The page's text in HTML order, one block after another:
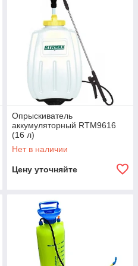
Опрыскиватель
аккумуляторный RTM9616
(16 л)
Нет в наличии
Цену уточняйте